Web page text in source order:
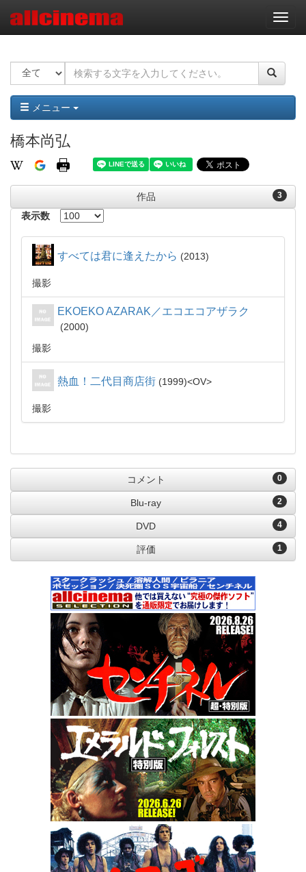
ナ
ビ
ー
ョ
ン
メニュー
橋本尚弘
3
作品
表示数
すべては君に逢えたから 2013
撮影
EKOEKO AZARAK／エコエコアザラク
2000
撮影
熱血！二代目商店街 1999 OV
撮影
0
コメント
2
Blu-ray
4
DVD
1
評価